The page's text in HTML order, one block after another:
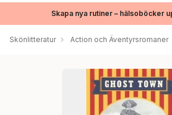
Skapa nya rutiner – hälsoböcker
Skönlitteratur Action och Äventyrsromaner